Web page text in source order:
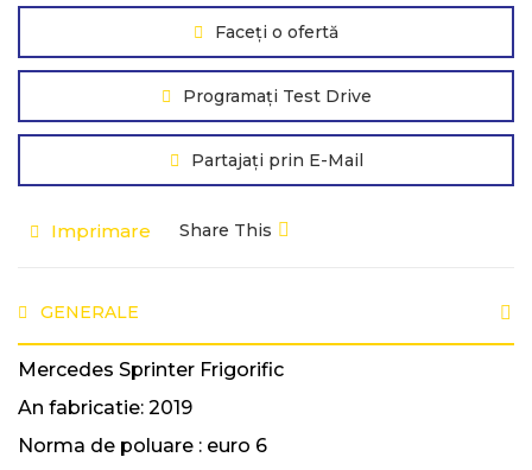
Faceți o ofertă
Programați Test Drive
Partajați prin E-Mail
Imprimare Share This
GENERALE
Mercedes Sprinter Frigorific
An fabricatie: 2019
Norma de poluare : euro 6